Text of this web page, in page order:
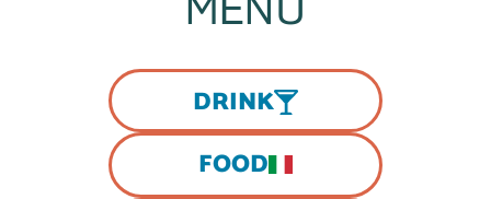
DRINK
FOOD